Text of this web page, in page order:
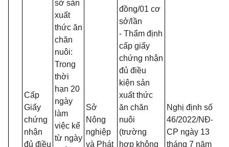
Cấp
Giấy
chứng
nhận
đủ điều
sở sản
xuất
thức ăn
chăn
nuôi:
Trong
thời
hạn 20
ngày
làm
việc kể
từ ngày
Sở
Nông
nghiệp
và Phát
đồng/01 cơ
sở/lần
- Thẩm định
cấp giấy
chứng nhận
đủ điều
kiện sản
xuất thức
ăn chăn
nuôi
(trường
hợp không
Nghị định số
46/2022/NĐ-
CP ngày 13
tháng 7 năm